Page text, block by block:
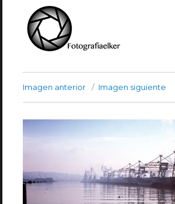
Fotografía Elker
Imagen anterior Imagen siguiente